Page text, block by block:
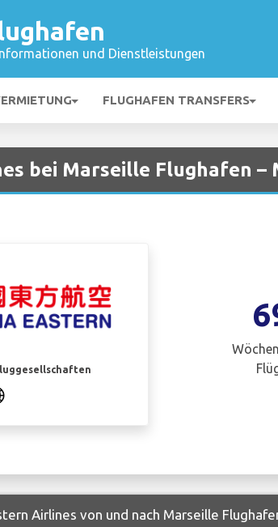
und Dienstleistungen
FLUGHAFEN TRANSFERS
bei Marseille Flughafen –
Airlines von und nach Marseille